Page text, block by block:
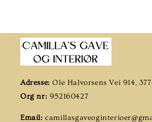
Adresse:Ole Halvorsens Vei 914,
Org nr: 952160427
Email: